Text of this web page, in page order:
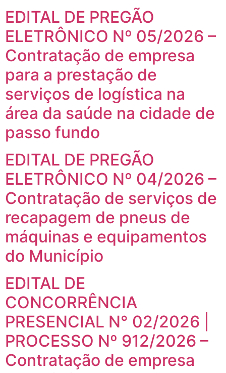
EDITAL DE PREGÃO
ELETRÔNICO Nº 05/2026 –
Contratação de empresa
para a prestação de
serviços de logística na
área da saúde na cidade de
passo fundo
EDITAL DE PREGÃO
ELETRÔNICO Nº 04/2026 –
Contratação de serviços de
recapagem de pneus de
máquinas e equipamentos
do Município
EDITAL DE
CONCORRÊNCIA
PRESENCIAL N° 02/2026 |
PROCESSO Nº 912/2026 –
Contratação de empresa